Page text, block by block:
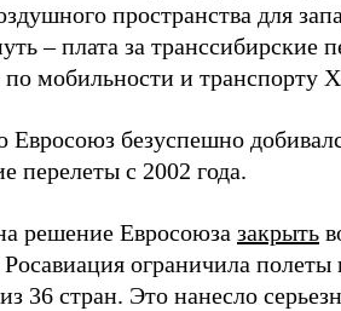
пространства для
– плата за транссибирские
мобильности и транспорту
безуспешно
перелеты с 2002 года.
решение Евросоюза закрыть
ограничила полеты
36 стран. Это нанесло